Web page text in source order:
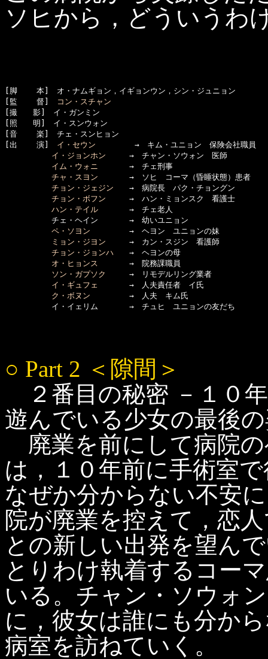
ソヒから，どういうわ
[脚    本]　オ・ナムギョン，イギョンウン，シン・ジュニョン
[監    督]
コン・スチャン
[撮　　影]　イ・ガンミン
[照　　明]　イ・スンウォン
[音    楽]　チェ・スンヒョン
[出    演] イ・セウン →　キム・ユニョン　保険会社職員
イ・ジョンホン →　チャン・ソウォン　医師
イム・ウォニ →　チェ刑事
チャ・スヨン →　ソヒ　コーマ（昏睡状態）患者
チョン・ジェジン →　病院長　パク・チョングン
チョン・ボフン →　ハン・ミョンスク　看護士
ハン・テイル →　チェ老人
チェ・ヘイン　　　　→　幼いユニョン
ペ・ソヨン →　ヘヨン　ユニョンの妹
ミョン・ジヨン →　カン・スジン　看護師
チョン・ジョンハ →　ヘヨンの母
オ・ヒョンス →　院務課職員
ソン・ガプソク
→　リモデルリング業者
イ・ギュフェ →　人夫責任者　イ氏
ク・ボヌン →　人夫　キム氏
○ Part 2 ＜隙間＞
２番目の秘密 －１０
遊んでいる少女の最後
廃業を前にして病院
は，１０年前に手術室
なぜか分からない不安
院が廃業を控えて，恋
との新しい出発を望ん
とりわけ執着するコー
いる。チャン・ソウォ
に，彼女は誰にも分か
病室を訪ねていく。